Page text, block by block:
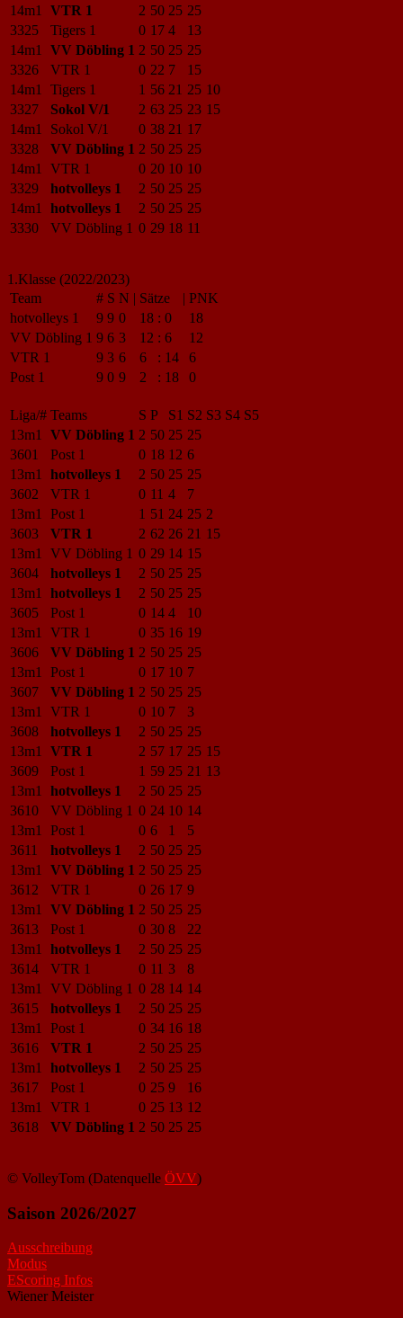
14m1
VTR 1 2 50 25 25
3325
Tigers 1 0 17 4
13
14m1
VV Döbling 1 2 50 25 25
3326
VTR 1 0 22 7
15
14m1
Tigers 1 1 56 21 25 10
3327
Sokol V/1 2 63 25 23 15
14m1
Sokol V/1 0 38 21 17
3328
VV Döbling 1 2 50 25 25
14m1
VTR 1 0 20 10 10
3329
hotvolleys 1 2 50 25 25
14m1
hotvolleys 1 2 50 25 25
3330
VV Döbling 1 0 29 18 11
1.Klasse (2022/2023)
Team
# S N | Sätze | PNK
hotvolleys 1
9 9 0 18 : 0
18
VV Döbling 1 9 6 3 12 : 6
12
VTR 1
9 3 6 6 : 14
6
Post 1
9 0 9 2 : 18 0
Liga/# Teams S P S1 S2 S3 S4 S5
13m1
VV Döbling 1 2 50 25 25
3601
Post 1 0 18 12 6
13m1
hotvolleys 1 2 50 25 25
3602
VTR 1 0 11 4
7
13m1
Post 1 1 51 24 25 2
3603
VTR 1 2 62 26 21 15
13m1
VV Döbling 1 0 29 14 15
3604
hotvolleys 1 2 50 25 25
13m1
hotvolleys 1 2 50 25 25
3605
Post 1 0 14 4
10
13m1
VTR 1 0 35 16 19
3606
VV Döbling 1 2 50 25 25
13m1
Post 1 0 17 10 7
3607
VV Döbling 1 2 50 25 25
13m1
VTR 1 0 10 7
3
3608
hotvolleys 1 2 50 25 25
13m1
VTR 1 2 57 17 25 15
3609
Post 1 1 59 25 21 13
13m1
hotvolleys 1 2 50 25 25
3610
VV Döbling 1 0 24 10 14
13m1
Post 1 0 6 1
5
3611
hotvolleys 1 2 50 25 25
13m1
VV Döbling 1 2 50 25 25
3612
VTR 1 0 26 17 9
13m1
VV Döbling 1 2 50 25 25
3613
Post 1 0 30 8
22
13m1
hotvolleys 1 2 50 25 25
3614
VTR 1 0 11 3
8
13m1
VV Döbling 1 0 28 14 14
3615
hotvolleys 1 2 50 25 25
13m1
Post 1 0 34 16 18
3616
VTR 1 2 50 25 25
13m1
hotvolleys 1 2 50 25 25
3617
Post 1 0 25 9
16
13m1
VTR 1 0 25 13 12
3618
VV Döbling 1 2 50 25 25
© VolleyTom (Datenquelle ÖVV)
Saison 2026/2027
Ausschreibung
Modus
EScoring Infos
Wiener Meister